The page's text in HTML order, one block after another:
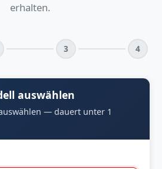
erhalten.
3 4
auswählen
— dauert unter 1